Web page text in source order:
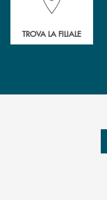
TROVA LA FILIALE